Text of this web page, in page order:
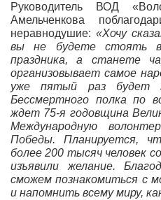
Руководитель ВОД
Амельченкова
неравнодушие: «Хочу
вы не будете стоять
праздника, а станете
организовывает самое
уже пятый раз будет
Бессмертного полка по
ждет 75-я годовщина
Международную
Победы. Планируется,
более 200 тысяч человек
изъявили желание.
сможем познакомиться с
и напомнить всему миру,